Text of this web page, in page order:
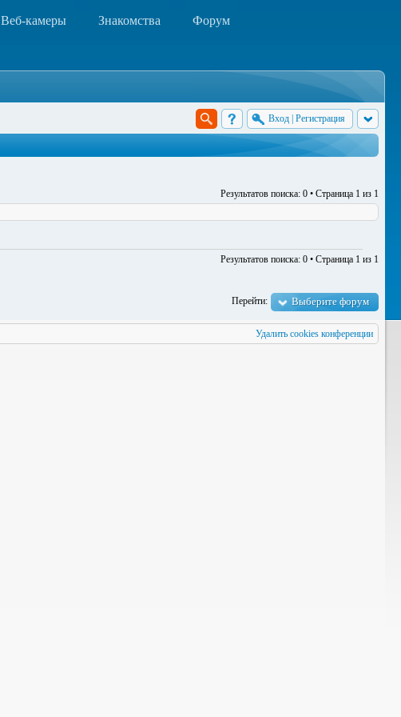
Веб-камеры Знакомства Форум
Вход Регистрация
Результатов поиска: 0 • Страница 1 из 1
Результатов поиска: 0 • Страница 1 из 1
Перейти:
Выберите форум
Удалить cookies конференции